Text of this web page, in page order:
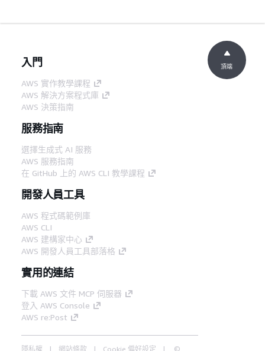
入門
AWS 實作教學課程
AWS 解決方案程式庫
AWS 決策指南
服務指南
選擇生成式 AI 服務
AWS 服務指南
在 GitHub 上的 AWS CLI 教學課程
開發人員工具
AWS 程式碼範例庫
AWS CLI
AWS 建構家中心
AWS 開發人員工具部落格
實用的連結
下載 AWS 文件 MCP 伺服器
登入 AWS Console
AWS re:Post
隱私權 網站條款 Cookie 偏好設定 ©
頂端